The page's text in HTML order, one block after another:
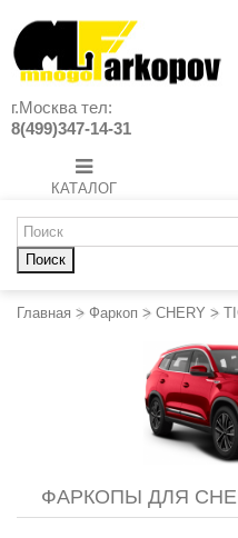
г.Москва тел:
8(499)347-14-31
КАТАЛОГ
Поиск
Главная > Фаркоп > CHERY >
ФАРКОПЫ ДЛЯ